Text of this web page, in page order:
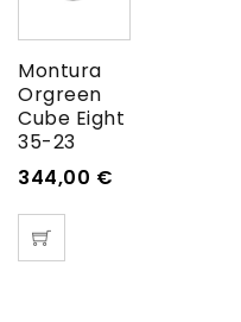
Montura
Orgreen
Cube Eight
35-23
344,00 €